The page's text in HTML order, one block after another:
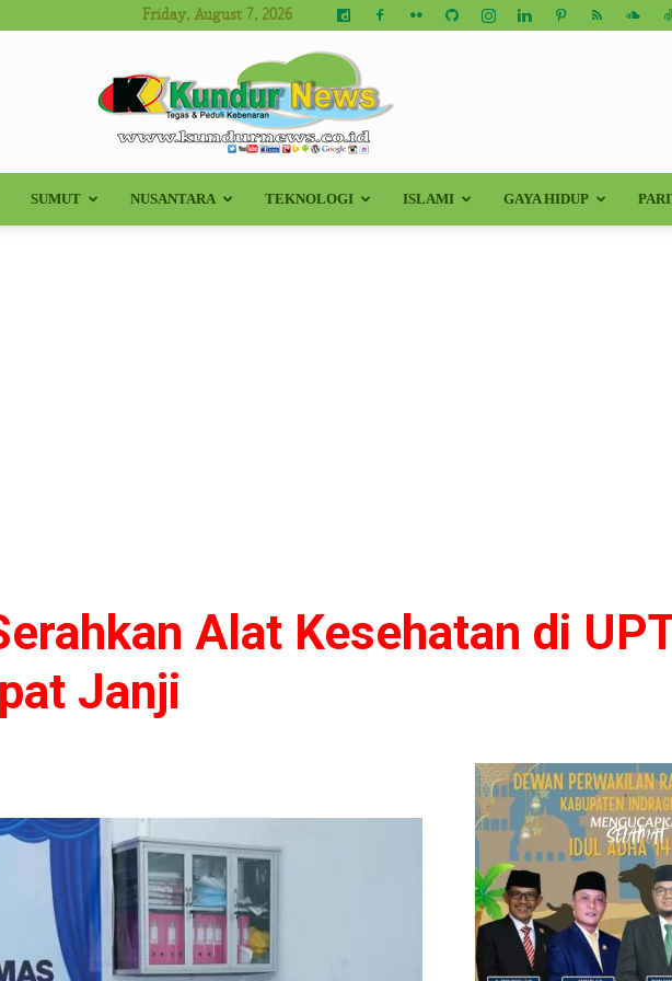
Friday, August 7, 2026
Kundur
SUMUT NUSANTARA TEKNOLOGI ISLAMI GAYA HIDUP
Alat Kesehatan di
Janji